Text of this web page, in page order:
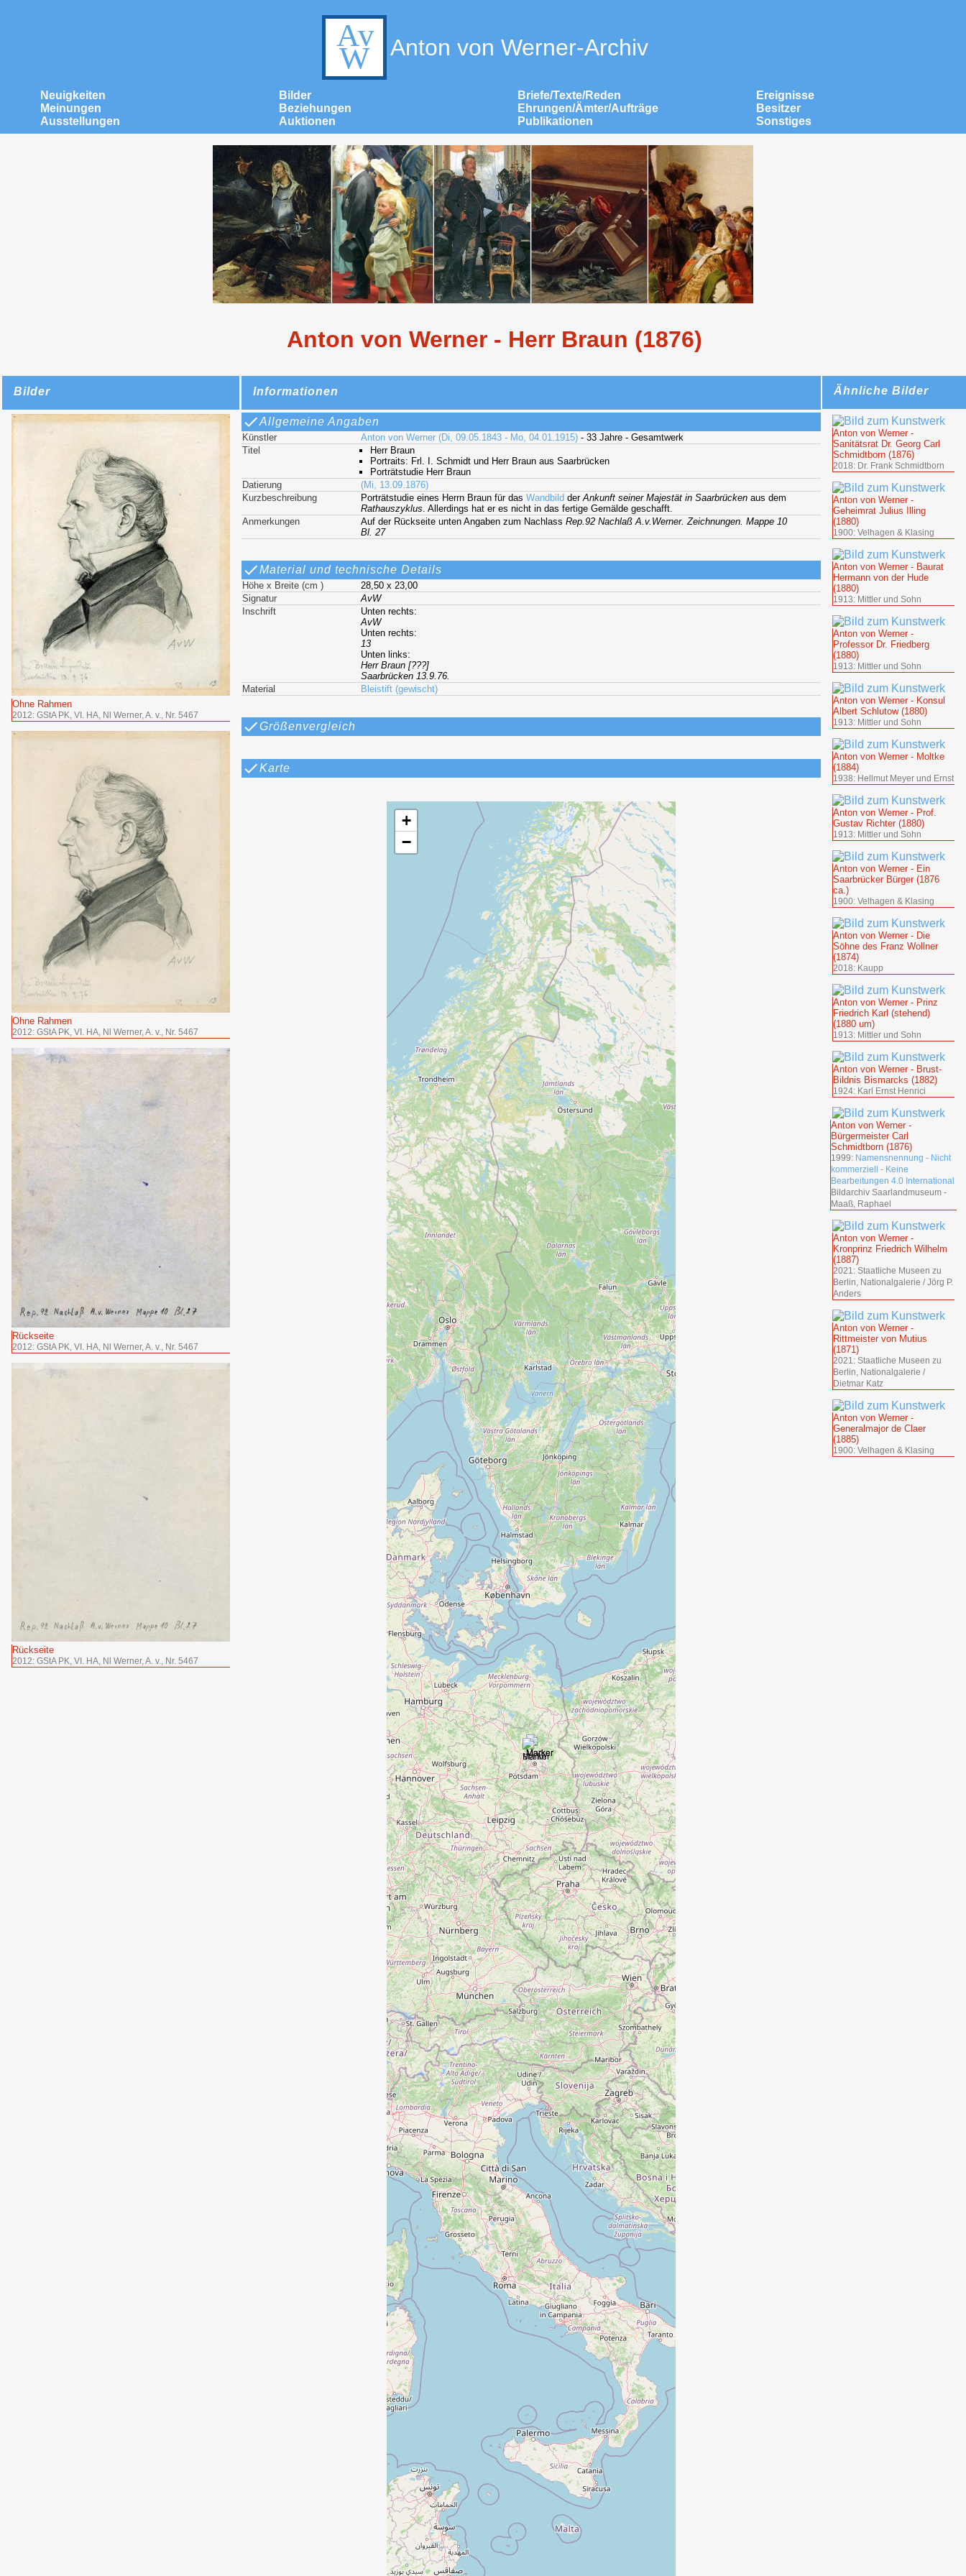
Anton von Werner-Archiv
Neuigkeiten Bilder Briefe/Texte/Reden
Ereignisse
Meinungen
Beziehungen Ehrungen/Ämter/Aufträge
Besitzer
Ausstellungen
Auktionen Publikationen Sonstiges
Anton von Werner - Herr Braun (1876)
Bilder
Ohne Rahmen
2012: GStA PK, VI. HA, Nl Werner, A. v., Nr. 5467
Ohne Rahmen
2012: GStA PK, VI. HA, Nl Werner, A. v., Nr. 5467
Rückseite
2012: GStA PK, VI. HA, Nl Werner, A. v., Nr. 5467
Rückseite
2012: GStA PK, VI. HA, Nl Werner, A. v., Nr. 5467
Informationen
Allgemeine Angaben
Künstler Anton von Werner (Di, 09.05.1843 - Mo, 04.01.1915)- 33 Jahre - Gesamtwerk
Titel
Herr Braun
Portraits: Frl. I. Schmidt und Herr Braun aus Saarbrücken
Porträtstudie Herr Braun
Datierung
(Mi, 13.09.1876)
Kurzbeschreibung
Porträtstudie eines Herrn Braun für das Wandbild der Ankunft seiner Majestät in Saarbrückenaus dem
Rathauszyklus . Allerdings hat er es nicht in das fertige Gemälde geschafft.
Anmerkungen
Auf der Rückseite unten Angaben zum Nachlass Rep.92 Nachlaß A.v.Werner. Zeichnungen. Mappe 10
Bl. 27
Material und technische Details
Höhe x Breite (cm )
28,50 x 23,00
Signatur
AvW
Inschrift
Unten rechts:
AvW
Unten rechts:
13
Unten links:
Herr Braun [???]
Saarbrücken 13.9.76.
Material
Bleistift (gewischt)
Größenvergleich
Karte
+
−
Ähnliche Bilder
Anton von Werner -
Sanitätsrat Dr. Georg Carl
Schmidtborn (1876)
2018: Dr. Frank Schmidtborn
Anton von Werner -
Geheimrat Julius Illing
(1880)
1900: Velhagen & Klasing
Anton von Werner - Baurat
Hermann von der Hude
(1880)
1913: Mittler und Sohn
Anton von Werner -
Professor Dr. Friedberg
(1880)
1913: Mittler und Sohn
Anton von Werner - Konsul
Albert Schlutow (1880)
1913: Mittler und Sohn
Anton von Werner - Moltke
(1884)
1938: Hellmut Meyer und Ernst
Anton von Werner - Prof.
Gustav Richter (1880)
1913: Mittler und Sohn
Anton von Werner - Ein
Saarbrücker Bürger (1876
ca.)
1900: Velhagen & Klasing
Anton von Werner - Die
Söhne des Franz Wollner
(1874)
2018: Kaupp
Anton von Werner - Prinz
Friedrich Karl (stehend)
(1880 um)
1913: Mittler und Sohn
Anton von Werner - Brust-
Bildnis Bismarcks (1882)
1924: Karl Ernst Henrici
Anton von Werner -
Bürgermeister Carl
Schmidtborn (1876)
1999: Namensnennung - Nicht
kommerziell - Keine
Bearbeitungen 4.0 International
Bildarchiv Saarlandmuseum -
Maaß, Raphael
Anton von Werner -
Kronprinz Friedrich Wilhelm
(1887)
2021: Staatliche Museen zu
Berlin, Nationalgalerie / Jörg P.
Anders
Anton von Werner -
Rittmeister von Mutius
(1871)
2021: Staatliche Museen zu
Berlin, Nationalgalerie /
Dietmar Katz
Anton von Werner -
Generalmajor de Claer
(1885)
1900: Velhagen & Klasing